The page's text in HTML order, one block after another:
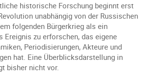
historische Forschung beginnt erst
unabhängig von der Russischen
folgenden Bürgerkrieg als ein
zu erforschen, das eigene
Periodisierungen, Akteure und
hat. Eine Überblicksdarstellung in
bisher nicht vor.